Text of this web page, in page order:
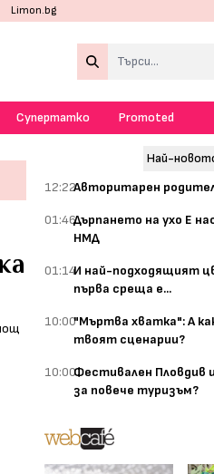
Limon.bg
Супертатко Promoted
Най-
12:22Авторитарен
01:46Дърпането на ухо Е
НМД
01:14И най-подходящият
първа среща е...
10:00"Мъртва хватка": А
твоят сценарии?
10:00Фестивален Пловдив
за повече туризъм?